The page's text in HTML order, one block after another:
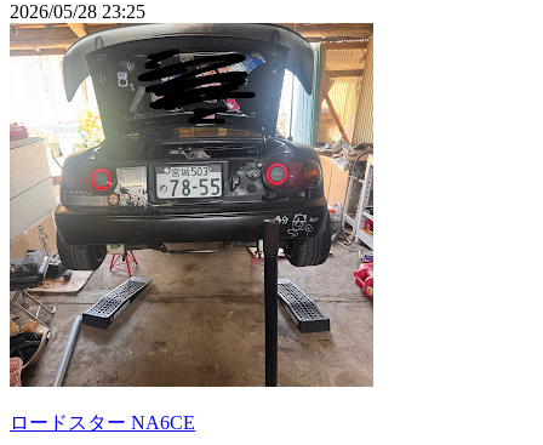
2026/05/28 23:25
ロードスター NA6CE